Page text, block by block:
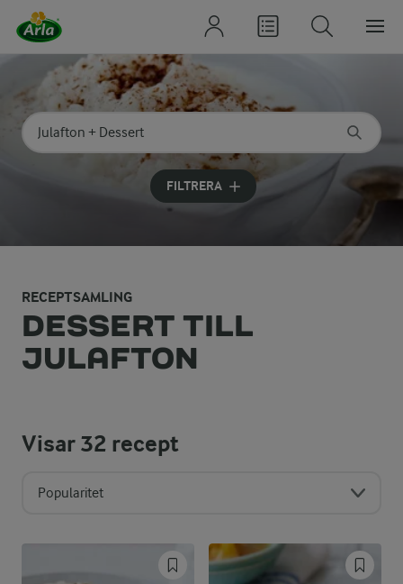
Sök på kategori eller ingrediens
Skriv in sökord för att få förslag
FILTRERA
RECEPTSAMLING
DESSERT TILL
JULAFTON
Visar32 recept
Popularitet